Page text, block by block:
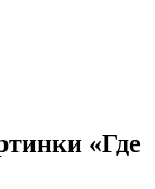
«Где